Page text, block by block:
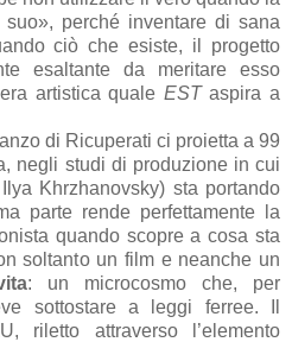
perché inventare di sana
ciò che esiste, il progetto
esaltante da meritare esso
artistica quale ESTaspira a
di Ricuperati ci proietta a 99
negli studi di produzione in cui
Khrzhanovsky) sta portando
parte rende perfettamente la
quando scopre a cosa sta
soltanto un film e neanche un
: un microcosmo che, per
sottostare a leggi ferree. Il
riletto attraverso l’elemento